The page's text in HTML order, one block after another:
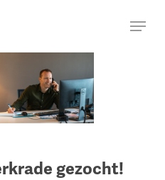
Menu
gezocht!